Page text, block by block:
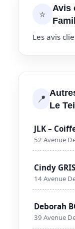
⭐
Avis
Les avis
📍 Le
JLK –
52 Avenue
Cindy
14 Avenue
Deborah
39 Avenue